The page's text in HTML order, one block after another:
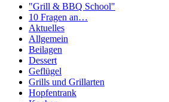
"Grill & BBQ School"
10 Fragen an…
Aktuelles
Allgemein
Beilagen
Dessert
Geflügel
Grills und Grillarten
Hopfentrank